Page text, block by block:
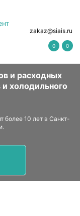
zakaz@siais.ru
0 0
и расходных
холодильного
более 10 лет в Санкт-